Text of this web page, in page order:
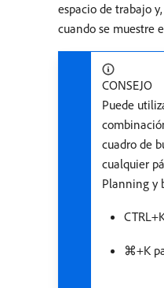
espacio de trabajo
cuando se muestre
CONSEJO
Puede
cuadro de
cualquier
Planning y
⌘+K